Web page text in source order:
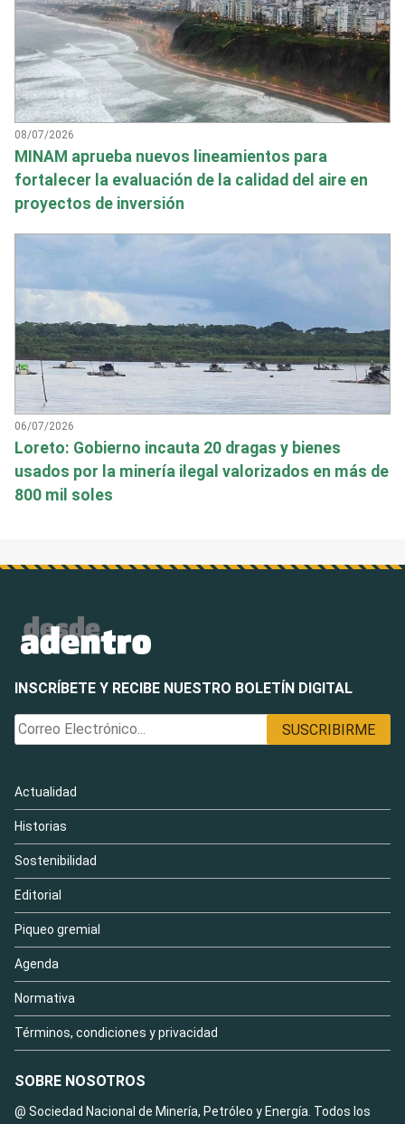
08/07/2026
MINAM aprueba nuevos lineamientos para
fortalecer la evaluación de la calidad del aire en
proyectos de inversión
06/07/2026
Loreto: Gobierno incauta 20 dragas y bienes
usados por la minería ilegal valorizados en más de
800 mil soles
INSCRÍBETE Y RECIBE NUESTRO BOLETÍN DIGITAL
Actualidad
Historias
Sostenibilidad
Editorial
Piqueo gremial
Agenda
Normativa
Términos, condiciones y privacidad
SOBRE NOSOTROS
@ Sociedad Nacional de Minería, Petróleo y Energía. Todos los